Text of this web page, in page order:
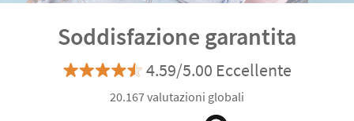
Soddisfazione garantita
4.59/5.00 Eccellente
20.167 valutazioni globali